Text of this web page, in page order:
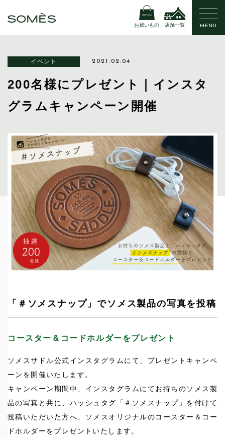
お買いもの 店舗一覧 MENU
イベント 2021.02.04
200名様にプレゼント｜インスタ
グラムキャンペーン開催
「＃ソメスナップ」でソメス製品の写真を投稿
コースター＆コードホルダーをプレゼント
ソメスサドル公式インスタグラムにて、プレゼントキャンペ
ーンを開催いたします。
キャンペーン期間中、インスタグラムにてお持ちのソメス製
品の写真と共に、ハッシュタグ「＃ソメスナップ」を付けて
投稿いただいた方へ、ソメスオリジナルのコースター＆コー
ドホルダーをプレゼントいたします。